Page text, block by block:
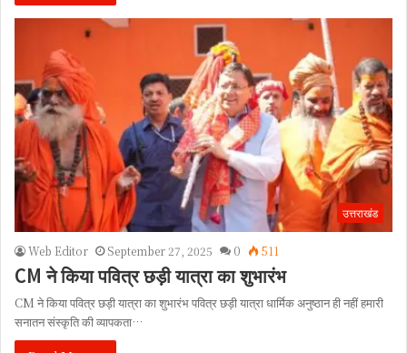
उत्तराखंड
Web Editor September 27, 2025 0 511
CM ने किया पवित्र छड़ी यात्रा का शुभारंभ
CM ने किया पवित्र छड़ी यात्रा का शुभारंभ पवित्र छड़ी यात्रा धार्मिक अनुष्ठान ही नहीं हमारी
सनातन संस्कृति की व्यापकता…